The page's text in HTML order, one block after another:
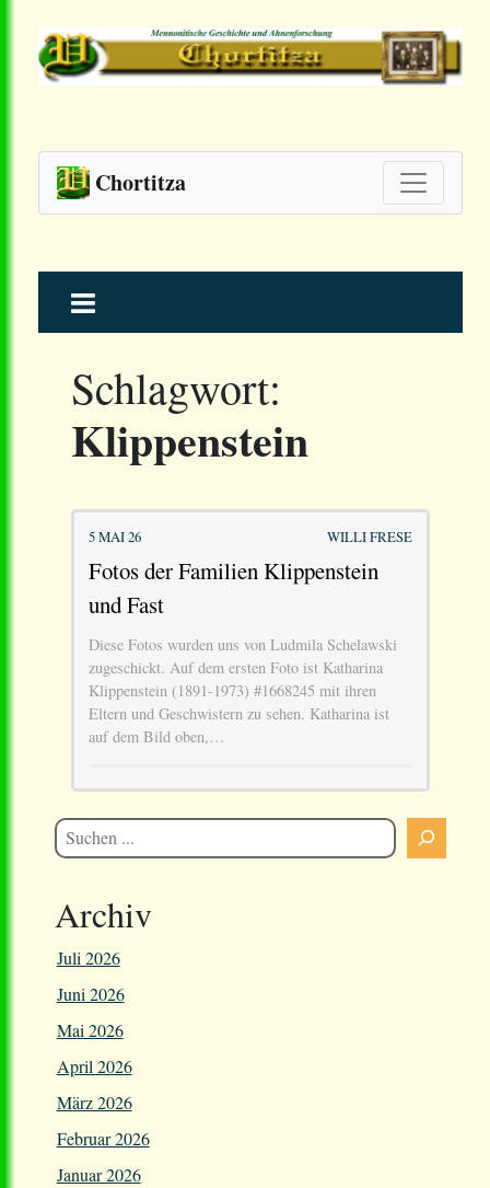
Chortitza
to
Schlagwort:
Klippenstein
5 MAI 26 WILLI FRESE
Fotos der Familien Klippenstein
und Fast
Diese Fotos wurden uns von Ludmila Schelawski
zugeschickt. Auf dem ersten Foto ist Katharina
Klippenstein (1891-1973) #1668245 mit ihren
Eltern und Geschwistern zu sehen. Katharina ist
auf dem Bild oben,…
Archiv
Juli 2026
Juni 2026
Mai 2026
April 2026
März 2026
Februar 2026
Januar 2026